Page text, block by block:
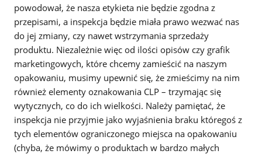
powodował, że nasza etykieta nie będzie zgodna z
przepisami, a inspekcja będzie miała prawo wezwać nas
do jej zmiany, czy nawet wstrzymania sprzedaży
produktu. Niezależnie więc od ilości opisów czy grafik
marketingowych, które chcemy zamieścić na naszym
opakowaniu, musimy upewnić się, że zmieścimy na nim
również elementy oznakowania CLP – trzymając się
wytycznych, co do ich wielkości. Należy pamiętać, że
inspekcja nie przyjmie jako wyjaśnienia braku któregoś z
tych elementów ograniczonego miejsca na opakowaniu
(chyba, że mówimy o produktach w bardzo małych